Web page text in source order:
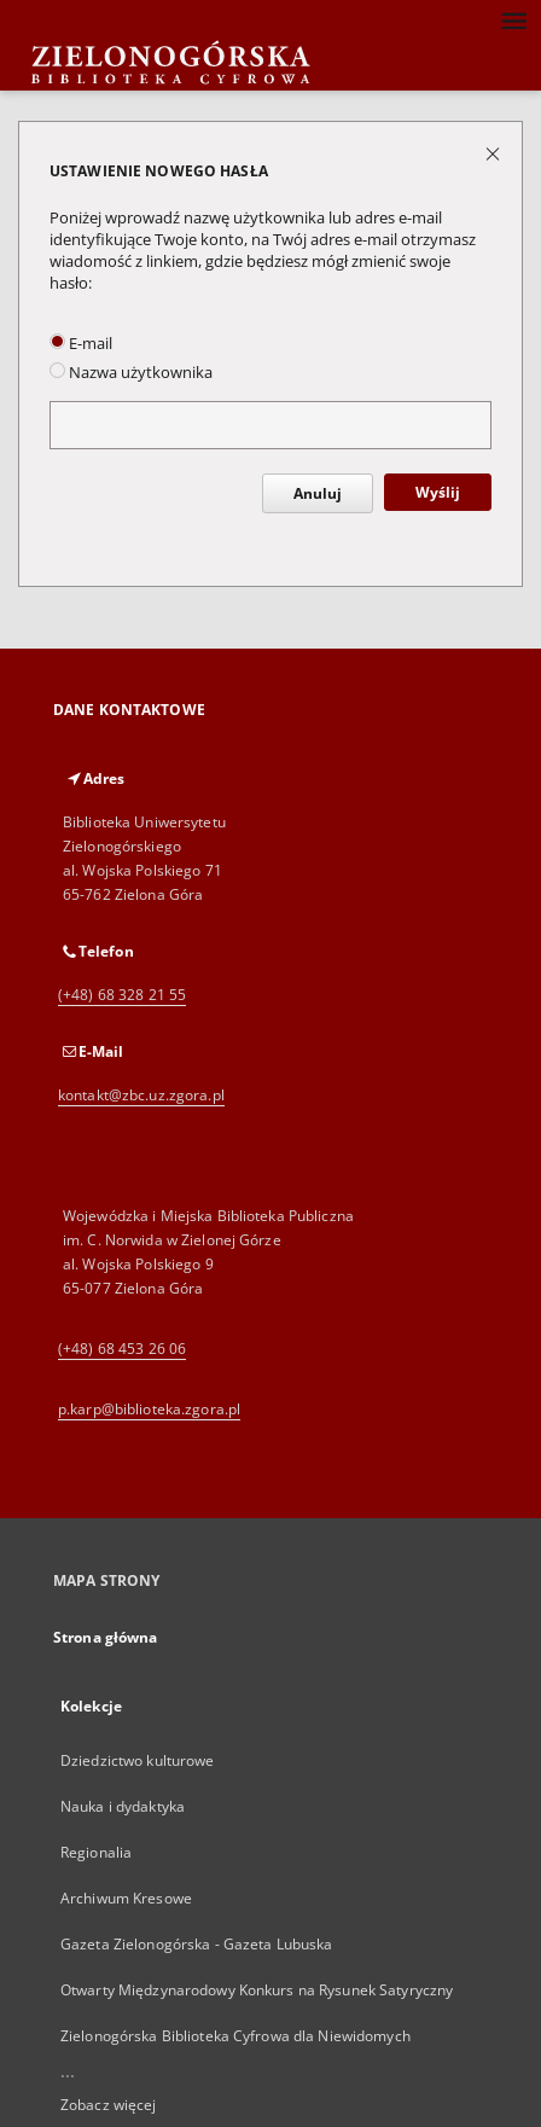
USTAWIENIE NOWEGO HASŁA
Poniżej wprowadź nazwę użytkownika lub adres e-mail
identyfikujące Twoje konto, na Twój adres e-mail otrzymasz
wiadomość z linkiem, gdzie będziesz mógł zmienić swoje
hasło:
E-mail
Nazwa użytkownika
Anuluj Wyślij
DANE KONTAKTOWE
Adres
Biblioteka Uniwersytetu
Zielonogórskiego
al. Wojska Polskiego 71
65-762 Zielona Góra
Telefon
(+48) 68 328 21 55
E-Mail
kontakt@zbc.uz.zgora.pl
Wojewódzka i Miejska Biblioteka Publiczna
im. C. Norwida w Zielonej Górze
al. Wojska Polskiego 9
65-077 Zielona Góra
(+48) 68 453 26 06
p.karp@biblioteka.zgora.pl
MAPA STRONY
Strona główna
Kolekcje
Dziedzictwo kulturowe
Nauka i dydaktyka
Regionalia
Archiwum Kresowe
Gazeta Zielonogórska - Gazeta Lubuska
Otwarty Międzynarodowy Konkurs na Rysunek Satyryczny
Zielonogórska Biblioteka Cyfrowa dla Niewidomych
...
Zobacz więcej